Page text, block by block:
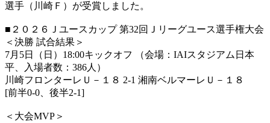
選手（川崎Ｆ）が受賞しました。
■２０２６Ｊユースカップ 第32回Ｊリーグユース選手権大会
＜決勝 試合結果＞
7月5日（日）18:00キックオフ （会場：IAIスタジアム日本
平、入場者数：386人）
川崎フロンターレＵ－１８ 2-1 湘南ベルマーレＵ－１８
[前半0-0、後半2-1]
＜大会MVP＞